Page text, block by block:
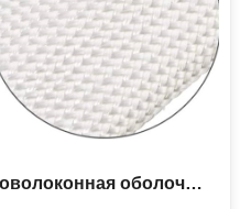
Силиконовая или стекловолоконная оболочка: что лучше для защиты от перегрева?